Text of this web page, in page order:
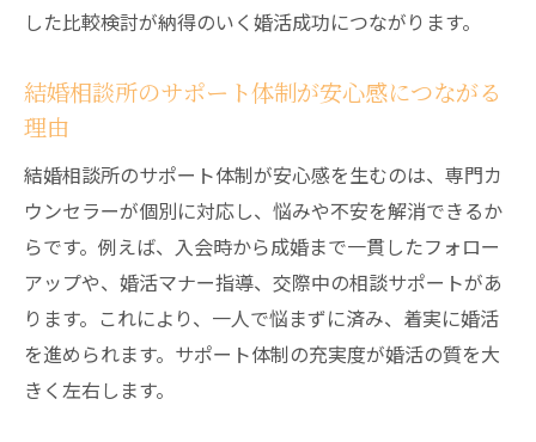
した比較検討が納得のいく婚活成功につながります。
結婚相談所のサポート体制が安心感につながる
理由
結婚相談所のサポート体制が安心感を生むのは、専門カ
ウンセラーが個別に対応し、悩みや不安を解消できるか
らです。例えば、入会時から成婚まで一貫したフォロー
アップや、婚活マナー指導、交際中の相談サポートがあ
ります。これにより、一人で悩まずに済み、着実に婚活
を進められます。サポート体制の充実度が婚活の質を大
きく左右します。